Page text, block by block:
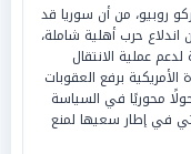
روبيو، من أن سوريا قد
حرب أهلية شاملة،
عملية الانتقال
الأمريكية برفع العقوبات
محوريًا في السياسة
في إطار سعيها لمنع